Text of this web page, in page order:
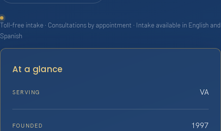
Toll-free intake · Consultations by appointment · Intake available in English and
Spanish
At a glance
SERVING VA
FOUNDED 1997